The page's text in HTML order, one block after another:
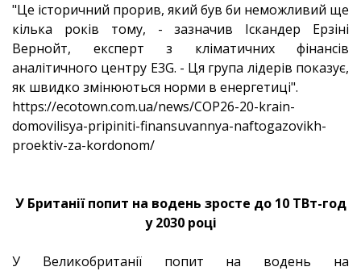
"Це історичний прорив, який був би неможливий ще
кілька років тому, - зазначив Іскандер Ерзіні
Вернойт, експерт з кліматичних фінансів
аналітичного центру E3G. - Ця група лідерів показує,
як швидко змінюються норми в енергетиці".
https://ecotown.com.ua/news/COP26-20-krain-
domovilisya-pripiniti-finansuvannya-naftogazovikh-
proektiv-za-kordonom/
У Британії попит на водень зросте до 10 ТВт-год
у 2030 році
У Великобританії попит на водень на